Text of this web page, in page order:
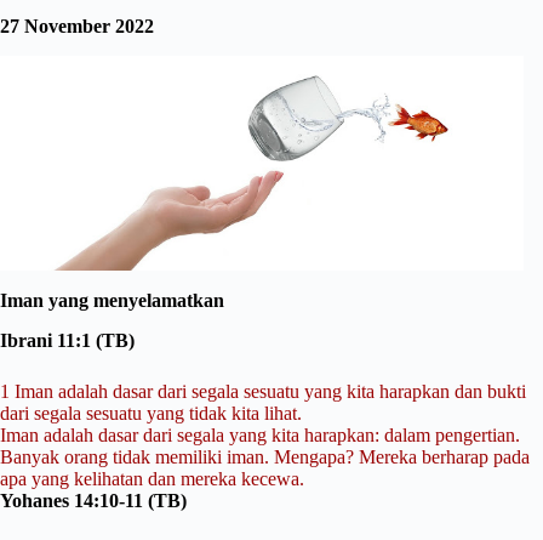
27 November 2022
Iman yang menyelamatkan
Ibrani 11:1 (TB)
1 Iman adalah dasar dari segala sesuatu yang kita harapkan dan bukti
dari segala sesuatu yang tidak kita lihat.
Iman adalah dasar dari segala yang kita harapkan: dalam pengertian.
Banyak orang tidak memiliki iman. Mengapa? Mereka berharap pada
apa yang kelihatan dan mereka kecewa.
Yohanes 14:10-11 (TB)